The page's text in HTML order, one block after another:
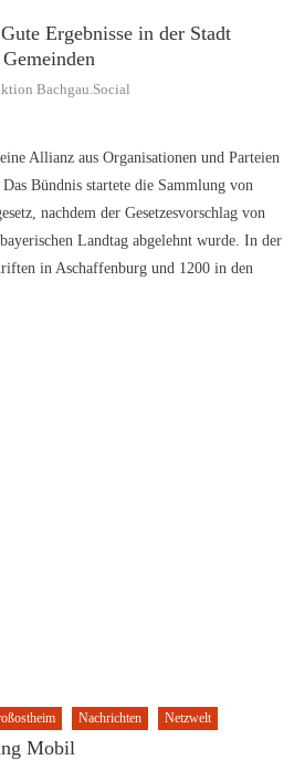
Ergebnisse in der Stadt
Bachgau.Social
Allianz aus Organisationen und Parteien
Bündnis startete die Sammlung von
nachdem der Gesetzesvorschlag von
Landtag abgelehnt wurde. In der
in Aschaffenburg und 1200 in den
Nachrichten Netzwelt
Mobil